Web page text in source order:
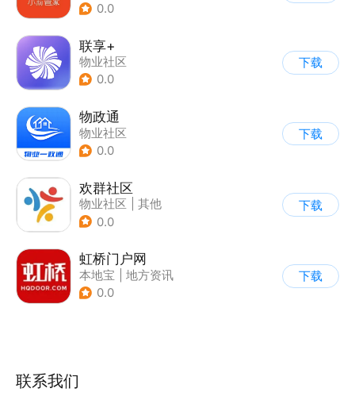
0.0
联享+
物业社区
0.0
下载
物政通
物业社区
0.0
下载
欢群社区
物业社区
其他
0.0
下载
虹桥门户网
本地宝
地方资讯
0.0
下载
联系我们